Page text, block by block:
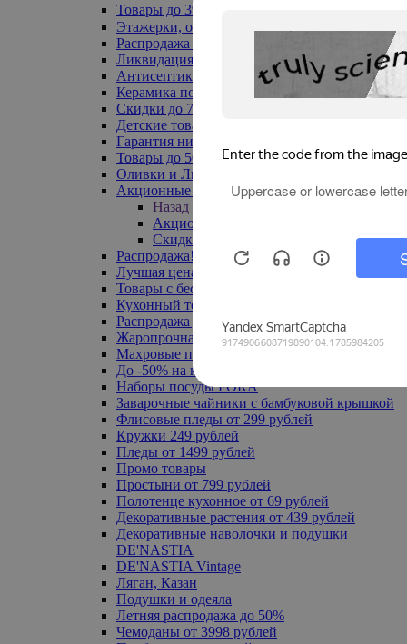
Товары до 399₽
Этажерки, обувницы
Распродажа текстиля до -50%
Ликвидация до -70%
Антисептики
Керамика по 129 руб
Скидки до 70%
Детские товары
Гарантия низкой цены
Товары до 500 руб
Оливки и Лимоны
Акционные товары
Назад
Акционные товары
Скидка 20% по промокоду
Распродажа! Ульяновск до -70%
Лучшая цена
Товары с бесплатной доставкой
Кухонный текстиль
Распродажа до -50%
Жаропрочная посуда
Махровые полотенца
До -50% на ковры
Наборы посуды FORA
Заварочные чайники с бамбуковой крышкой
Флисовые пледы от 299 рублей
Кружки 249 рублей
Пледы от 1499 рублей
Промо товары
Простыни от 799 рублей
Полотенце кухонное от 69 рублей
Декоративные растения от 439 рублей
Декоративные наволочки и подушки
DE'NASTIA
DE'NASTIA Vintage
Ляган, Казан
Подушки и одеяла
Летняя распродажа до 50%
Чемоданы от 3998 рублей